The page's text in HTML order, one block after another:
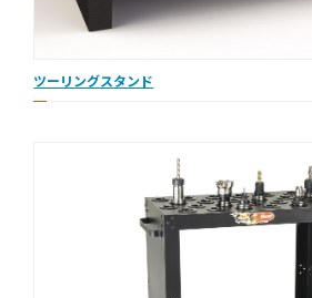
ツーリングスタンド